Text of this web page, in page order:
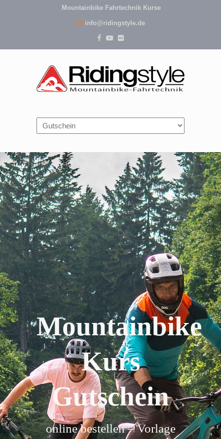
Mountainbike Fahrtechnik Kurse
info@ridingstyle.de
Navigation
Mountainbike
Kurs
Gutschein
online bestellen – Vorlage